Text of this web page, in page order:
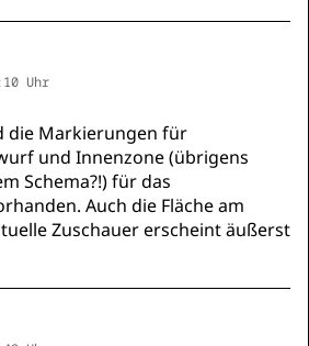
Uhr
die Markierungen für
und Innenzone (übrigens
Schema?!) für das
Auch die Fläche am
Zuschauer erscheint äußerst